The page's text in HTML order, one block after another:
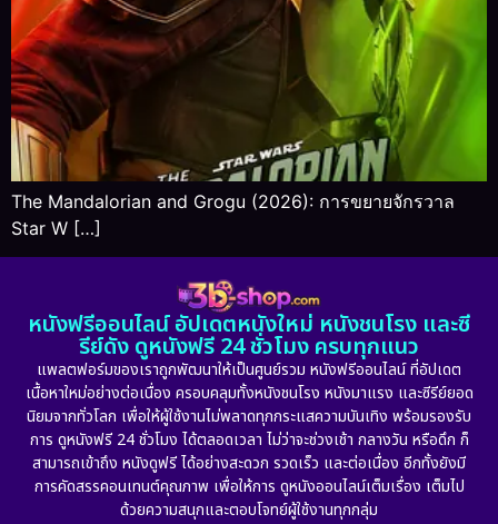
The Mandalorian and Grogu (2026): การขยายจักรวาล
Star W […]
หนังฟรีออนไลน์ อัปเดตหนังใหม่ หนังชนโรง และซี
รีย์ดัง ดูหนังฟรี 24 ชั่วโมง ครบทุกแนว
แพลตฟอร์มของเราถูกพัฒนาให้เป็นศูนย์รวม หนังฟรีออนไลน์ ที่อัปเดต
เนื้อหาใหม่อย่างต่อเนื่อง ครอบคลุมทั้งหนังชนโรง หนังมาแรง และซีรีย์ยอด
นิยมจากทั่วโลก เพื่อให้ผู้ใช้งานไม่พลาดทุกกระแสความบันเทิง พร้อมรองรับ
การ ดูหนังฟรี 24 ชั่วโมง ได้ตลอดเวลา ไม่ว่าจะช่วงเช้า กลางวัน หรือดึก ก็
สามารถเข้าถึง หนังดูฟรี ได้อย่างสะดวก รวดเร็ว และต่อเนื่อง อีกทั้งยังมี
การคัดสรรคอนเทนต์คุณภาพ เพื่อให้การ ดูหนังออนไลน์เต็มเรื่อง เต็มไป
ด้วยความสนุกและตอบโจทย์ผู้ใช้งานทุกกลุ่ม